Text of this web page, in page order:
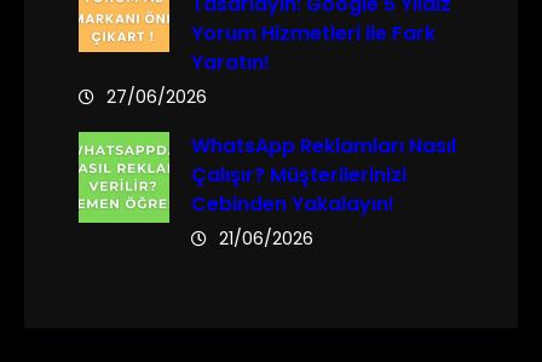
Yorum Hizmetleri ile Fark
Yaratın!
27/06/2026
WhatsApp Reklamları Nasıl
Çalışır? Müşterilerinizi
Cebinden Yakalayın!
21/06/2026